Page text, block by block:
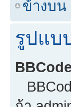
ข้างบน
รูปแบ